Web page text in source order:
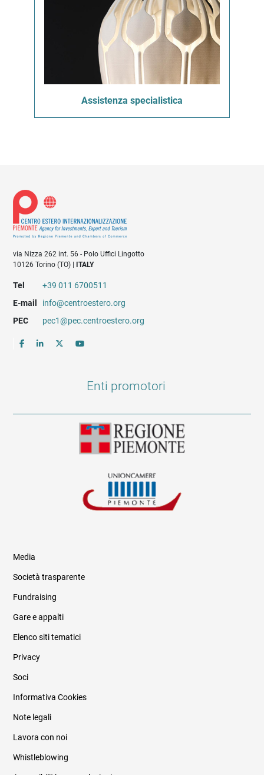
Assistenza specialistica
via Nizza 262 int. 56 - Polo Uffici Lingotto
10126 Torino (TO) |
ITALY
Tel
+39 011 6700511
E-mail
info@centroestero.org
PEC
pec1@pec.centroestero.org
Enti promotori
Informazioni legali e trasparenza
Media
Società trasparente
Fundraising
Gare e appalti
Elenco siti tematici
Privacy
Soci
Informativa Cookies
Note legali
Lavora con noi
Whistleblowing